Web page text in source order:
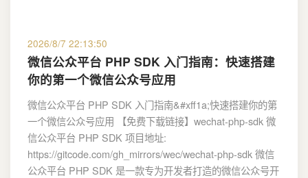
2026/8/7 22:13:50
微信公众平台 PHP SDK 入门指南：快速搭建
你的第一个微信公众号应用
微信公众平台 PHP SDK 入门指南&#xff1a;快速搭建你的第
一个微信公众号应用 【免费下载链接】wechat-php-sdk 微
信公众平台 PHP SDK 项目地址:
https://gitcode.com/gh_mirrors/wec/wechat-php-sdk 微信
公众平台 PHP SDK 是一款专为开发者打造的微信公众号开